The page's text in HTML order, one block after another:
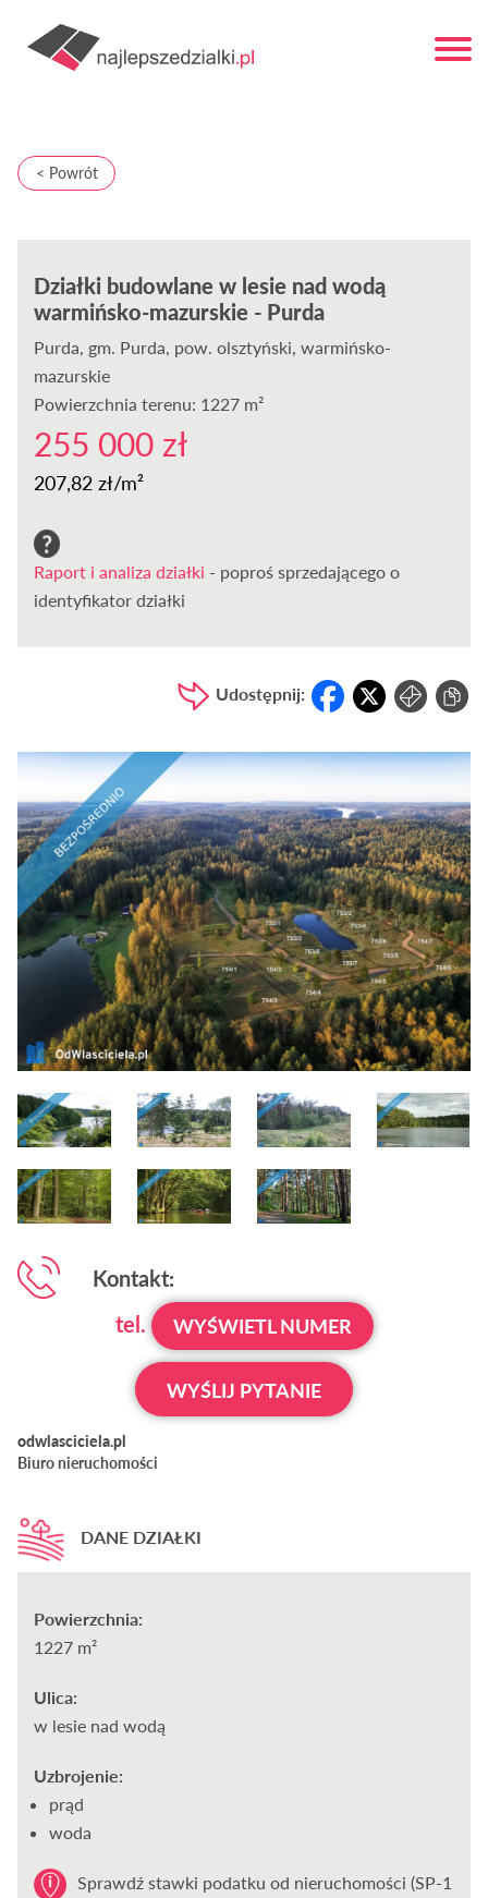
< Powrót
Działki budowlane w lesie nad wodą
warmińsko-mazurskie - Purda
Purda, gm. Purda, pow. olsztyński, warmińsko-
mazurskie
Powierzchnia terenu: 1227 m²
255 000 zł
207,82 zł/m²
Raport i analiza działki - poproś sprzedającego o
identyfikator działki
Udostępnij:
Kontakt:
tel.
WYŚWIETL NUMER
WYŚLIJ PYTANIE
odwlasciciela.pl
Biuro nieruchomości
DANE DZIAŁKI
Powierzchnia:
1227 m²
Ulica:
w lesie nad wodą
Uzbrojenie:
prąd
woda
Sprawdź stawki podatku od nieruchomości (SP-1